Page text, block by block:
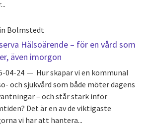
Bolmstedt
Hälsoärende – för en vård som
även imorgon
04-24
Hur skapar vi en kommunal
och sjukvård som både möter dagens
– och står stark inför
Det är en av de viktigaste
vi har att hantera...